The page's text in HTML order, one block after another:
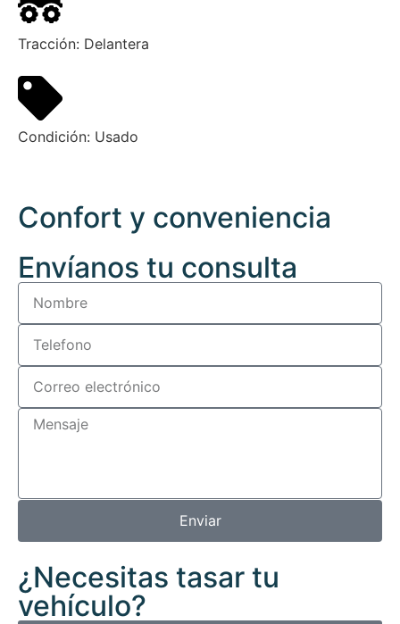
Tracción: Delantera
Condición: Usado
Confort y conveniencia
Envíanos tu consulta
Enviar
¿Necesitas tasar tu
vehículo?